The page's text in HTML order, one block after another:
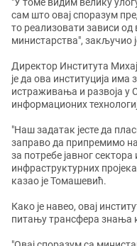
сам што овај споразум
то реализовати зависи од
министарства", закључио
Директор Института
је да ова институција има
истраживања и развоја у
информационих
"Наш задатак јесте да
заправо да припремимо
за потребе јавног сектора
инфраструктурних
казао је Томашевић.
Како је навео, овај
питању трансфера знања